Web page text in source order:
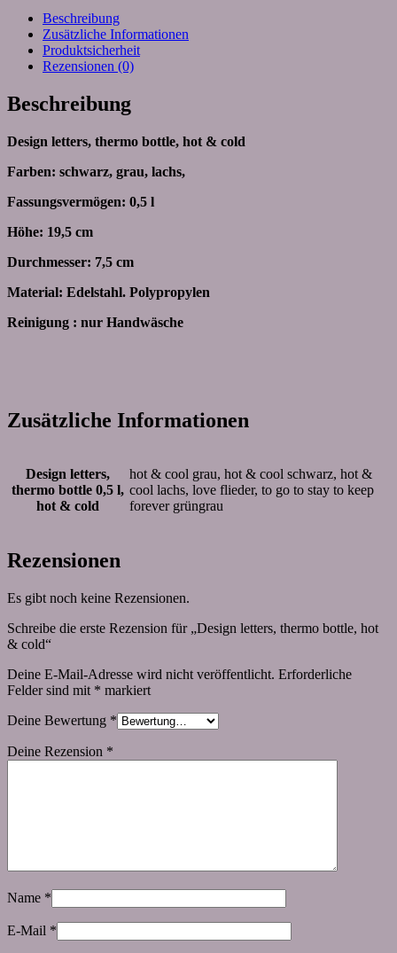
Beschreibung
Zusätzliche Informationen
Produktsicherheit
Rezensionen (0)
Beschreibung
Design letters, thermo bottle, hot & cold
Farben: schwarz, grau, lachs,
Fassungsvermögen: 0,5 l
Höhe: 19,5 cm
Durchmesser: 7,5 cm
Material: Edelstahl. Polypropylen
Reinigung : nur Handwäsche
Zusätzliche Informationen
Design letters,
thermo bottle 0,5 l,
hot & cold
hot & cool grau, hot & cool schwarz, hot &
cool lachs, love flieder, to go to stay to keep
forever grüngrau
Rezensionen
Es gibt noch keine Rezensionen.
Schreibe die erste Rezension für „Design letters, thermo bottle, hot
& cold“
Deine E-Mail-Adresse wird nicht veröffentlicht. Erforderliche
Felder sind mit * markiert
Deine Bewertung *
Deine Rezension *
Name *
E-Mail *